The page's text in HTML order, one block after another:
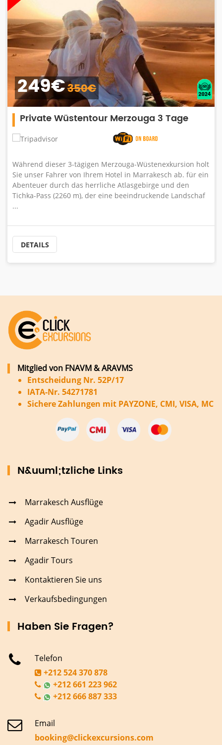
249€350€
Private Wüstentour Merzouga 3 Tage
Während dieser 3-tägigen Merzouga-Wüstenexkursion holt
Sie unser Fahrer von Ihrem Hotel in Marrakesch ab. für ein
Abenteuer durch das herrliche Atlasgebirge und den
Tichka-Pass (2260 m), der eine beeindruckende Landschaf
...
DETAILS
Mitglied von FNAVM & ARAVMS
Entscheidung Nr. 52P/17
IATA-Nr. 54271781
Sichere Zahlungen mit PAYZONE, CMI, VISA, MC
N&uuml;tzliche Links
Marrakesch Ausflüge
Agadir Ausflüge
Marrakesch Touren
Agadir Tours
Kontaktieren Sie uns
Verkaufsbedingungen
Haben Sie Fragen?
Telefon
+212 524 370 878
+212 661 223 962
+212 666 887 333
Email
booking@clickexcursions.com